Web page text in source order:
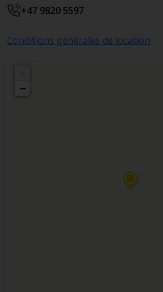
+47 9820 5597
Conditions générales de location
−